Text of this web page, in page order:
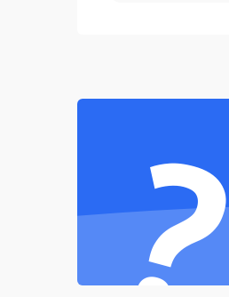
аккумулятором